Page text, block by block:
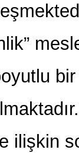
bir
ilişkin